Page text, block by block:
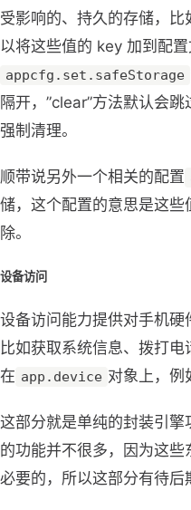
受影响的、持久的存储，
以将这些值的 key 加到配
appcfg.set.safeStorage
隔开，”clear”方法默认会
强制清理。
顺带说另外一个相关的配置
储，这个配置的意思是这
除。
设备访问
设备访问能力提供对手机硬
比如获取系统信息、拨打
在 app.device 对象上，例
这部分就是单纯的封装引
的功能并不很多，因为这
必要的，所以这部分有待后